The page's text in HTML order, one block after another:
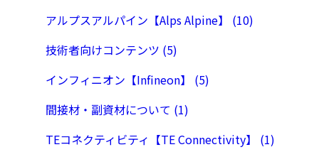
アルプスアルパイン【Alps Alpine】 (10)
技術者向けコンテンツ (5)
インフィニオン【Infineon】 (5)
間接材・副資材について (1)
TEコネクティビティ【TE Connectivity】 (1)